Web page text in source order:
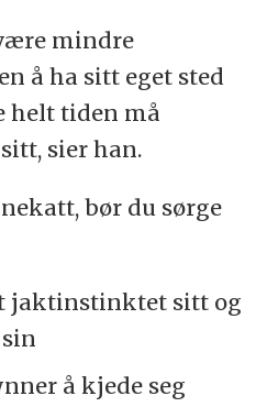
mindre
å ha sitt eget sted
helt tiden må
sier han.
bør du sørge
jaktinstinktet sitt og
å kjede seg